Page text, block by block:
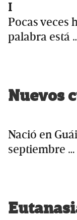
I
Pocas veces
palabra está
Nuevos
Nació en
septiembre …